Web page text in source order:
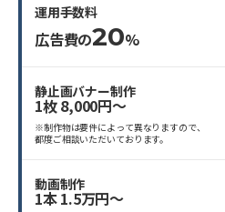
運用手数料
広告費の20%
静止画バナー制作
1枚 8,000円〜
※制作物は要件によって異なりますので、
都度ご相談いただいております。
動画制作
1本 1.5万円〜